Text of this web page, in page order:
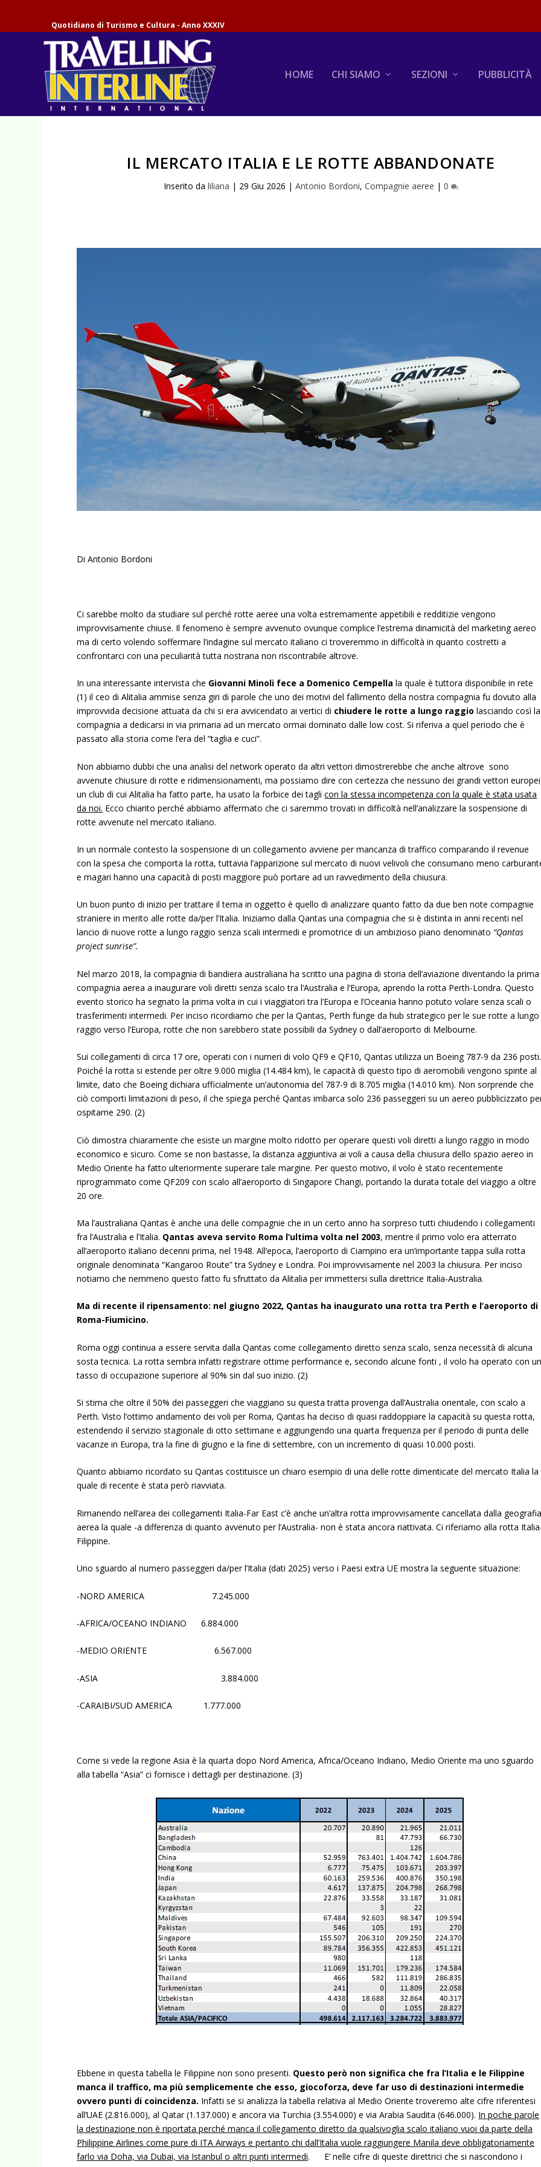
Quotidiano di Turismo e Cultura - Anno XXXIV
HOME CHI SIAMO SEZIONI PUBBLICITÀ
IL MERCATO ITALIA E LE ROTTE ABBANDONATE
Inserito da liliana | 29 Giu 2026 | Antonio Bordoni, Compagnie aeree | 0
Di Antonio Bordoni
Ci sarebbe molto da studiare sul perché rotte aeree una volta estremamente appetibili e redditizie vengono
improvvisamente chiuse. Il fenomeno è sempre avvenuto ovunque complice l’estrema dinamicità del marketing aereo
ma di certo volendo soffermare l’indagine sul mercato italiano ci troveremmo in difficoltà in quanto costretti a
confrontarci con una peculiarità tutta nostrana non riscontrabile altrove.
In una interessante intervista che Giovanni Minoli fece a Domenico Cempella la quale è tuttora disponibile in rete
(1) il ceo di Alitalia ammise senza giri di parole che uno dei motivi del fallimento della nostra compagnia fu dovuto alla
improvvida decisione attuata da chi si era avvicendato ai vertici di chiudere le rotte a lungo raggiolasciando così la
compagnia a dedicarsi in via primaria ad un mercato ormai dominato dalle low cost. Si riferiva a quel periodo che è
passato alla storia come l’era del “taglia e cuci”.
Non abbiamo dubbi che una analisi del network operato da altri vettori dimostrerebbe che anche altrove sono
avvenute chiusure di rotte e ridimensionamenti, ma possiamo dire con certezza che nessuno dei grandi vettori
un club di cui Alitalia ha fatto parte, ha usato la forbice dei taglicon la stessa incompetenza con la quale è stata usata
da noi. Ecco chiarito perché abbiamo affermato che ci saremmo trovati in difficoltà nell’analizzare la sospensione di
rotte avvenute nel mercato italiano.
In un normale contesto la sospensione di un collegamento avviene per mancanza di traffico comparando il revenue
con la spesa che comporta la rotta, tuttavia l’apparizione sul mercato di nuovi velivoli che consumano meno
e magari hanno una capacità di posti maggiore può portare ad un ravvedimento della chiusura.
Un buon punto di inizio per trattare il tema in oggetto è quello di analizzare quanto fatto da due ben note compagnie
straniere in merito alle rotte da/per l’Italia. Iniziamo dalla Qantas una compagnia che si è distinta in anni recenti nel
lancio di nuove rotte a lungo raggio senza scali intermedi e promotrice di un ambizioso piano denominato “Qantas
project sunrise”.
Nel marzo 2018, la compagnia di bandiera australiana ha scritto una pagina di storia dell’aviazione diventando la prima
compagnia aerea a inaugurare voli diretti senza scalo tra l’Australia e l’Europa, aprendo la rotta Perth-Londra. Questo
evento storico ha segnato la prima volta in cui i viaggiatori tra l’Europa e l’Oceania hanno potuto volare senza scali o
trasferimenti intermedi. Per inciso ricordiamo che per la Qantas, Perth funge da hub strategico per le sue rotte a lungo
raggio verso l’Europa, rotte che non sarebbero state possibili da Sydney odall’aeroporto di Melbourne.
Sui collegamenti di circa 17 ore, operati con i numeri di volo QF9 e QF10, Qantas utilizza un Boeing 787-9 da 236 posti.
Poiché la rotta si estende per oltre 9.000 miglia (14.484 km), le capacità di questo tipo di aeromobili vengono spinte al
limite, dato che Boeing dichiara ufficialmente un’autonomia del 787-9 di 8.705 miglia (14.010 km). Non sorprende che
ciò comporti limitazioni di peso, il che spiega perché Qantas imbarca solo 236 passeggeri su un aereo pubblicizzato
ospitarne 290. (2)
Ciò dimostra chiaramente che esiste un margine molto ridotto per operare questi voli diretti a lungo raggio in modo
economico e sicuro. Come se non bastasse, la distanza aggiuntiva ai voli a causa della chiusura dello spazio aereo in
Medio Oriente ha fatto ulteriormente superare tale margine. Per questo motivo, il volo è stato recentemente
riprogrammato come QF209 con scaloall’aeroporto di Singapore Changi, portando la durata totale del viaggio a oltre
20 ore.
Ma l’australiana Qantas è anche una delle compagnie che in un certo anno ha sorpreso tutti chiudendo i collegamenti
fra l’Australia e l’Italia. Qantas aveva servito Roma l’ultima volta nel 2003, mentre il primo volo era atterrato
all’aeroporto italiano decenni prima, nel 1948. All’epoca, l’aeroporto di Ciampino era un’importante tappa sulla rotta
originale denominata “Kangaroo Route” tra Sydney e Londra. Poi improvvisamente nel 2003 la chiusura. Per inciso
notiamo che nemmeno questo fatto fu sfruttato da Alitalia per immettersi sulla direttrice Italia-Australia.
Ma di recente il ripensamento: nel giugno 2022, Qantas ha inaugurato una rotta tra Perth e l’aeroporto di
Roma-Fiumicino.
Roma oggi continua a essere servita dalla Qantas come collegamento diretto senza scalo, senza necessità di alcuna
sosta tecnica. La rotta sembra infatti registrare ottime performance e,secondo alcune fonti , il volo ha operato con
tasso di occupazione superiore al 90% sin dal suo inizio. (2)
Si stima che oltre il 50% dei passeggeri che viaggiano su questa tratta provenga dall’Australia orientale, con scalo a
Perth. Visto l’ottimo andamento dei voli per Roma, Qantas ha deciso di quasi raddoppiare la capacità su questa rotta,
estendendo il servizio stagionale di otto settimane e aggiungendo una quarta frequenza per il periodo di punta delle
vacanze in Europa, tra la fine di giugno e la fine di settembre, con un incremento di quasi 10.000posti.
Quanto abbiamo ricordato su Qantas costituisce un chiaro esempio di una delle rotte dimenticate del mercato Italia la
quale di recente è stata però riavviata.
Rimanendo nell’area dei collegamenti Italia-Far East c’è anche un’altra rotta improvvisamente cancellata dalla
aerea la quale -a differenza di quanto avvenuto per l’Australia- non è stata ancora riattivata. Ci riferiamo alla rotta
Filippine.
Uno sguardo al numero passeggeri da/per l’Italia (dati 2025) verso i Paesi extra UE mostra la seguente situazione:
-NORD AMERICA 7.245.000
-AFRICA/OCEANO INDIANO 6.884.000
-MEDIO ORIENTE 6.567.000
-ASIA 3.884.000
-CARAIBI/SUD AMERICA 1.777.000
Come si vede la regione Asia è la quarta dopo Nord America, Africa/Oceano Indiano, Medio Oriente ma uno sguardo
alla tabella “Asia” ci fornisce i dettagli per destinazione. (3)
Ebbene in questa tabella le Filippine non sono presenti. Questo però non significa che fra l’Italia e le Filippine
manca il traffico, ma più semplicemente che esso, giocoforza, deve far uso di destinazioni intermedie
ovvero punti di coincidenza. Infatti se si analizza la tabella relativa al Medio Oriente troveremo alte cifre riferentesi
all’UAE (2.816.000), al Qatar (1.137.000) e ancora via Turchia (3.554.000) e via Arabia Saudita (646.000). In poche parole
la destinazione non è riportata perché manca il collegamento diretto da qualsivoglia scalo italiano vuoi da parte della
Philippine Airlines come pure di ITA Airways e pertanto chi dall’Italia vuole raggiungere Manila deve obbligatoriamente
farlo via Doha, via Dubai, via Istanbul o altri punti intermedi. E’ nelle cifre di queste direttrici che si nascondono i